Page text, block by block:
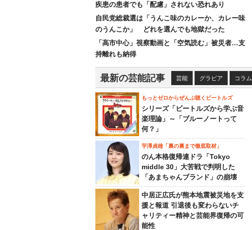
疾患の患者でも「配慮」されない恐れあり
自民党総裁選は「うんこ味のカレーか、カレー味
のうんこか」 どれを選んでも地獄だった
「高市中心」視察動画と「空気読む」被災者…支
持離れも納得
最新の芸能記事 芸能 グラビア コラム
もっとゼロからぜんぶ聴くビートルズ
シリーズ「ビートルズから学ぶ音
楽理論」～「ブルーノートって
何？」
芋澤貞雄「裏の裏まで徹底取材」
のん本格復帰連ドラ「Tokyo
middle 30」大苦戦で判明した
「あまちゃんブランド」の崩壊
中居正広氏が熊本地震被災地を支
援と報道 引退後も変わらないチ
ャリティー精神と芸能界復帰の可
能性